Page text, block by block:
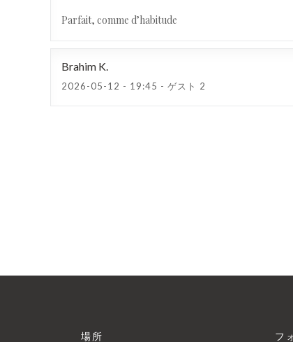
Parfait, comme d’habitude
Brahim K
2026-05-12 - 19:45 - ゲスト 2
場所 フ